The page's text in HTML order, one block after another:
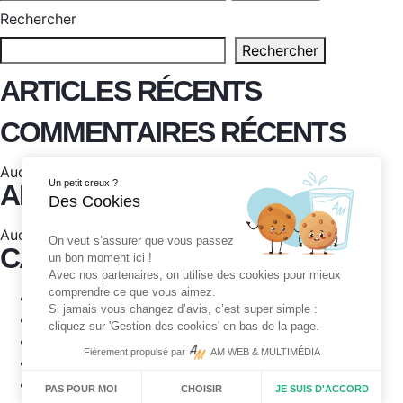
Rechercher
Rechercher
ARTICLES RÉCENTS
COMMENTAIRES RÉCENTS
Aucun commentaire à afficher.
ARCHIVES
Aucune archive à afficher.
CATÉGORIES
Challenge
Championnat
Jeux olympiques
Un petit creux ?
Des Cookies
On veut s’assurer que vous passez
un bon moment ici !
Avec nos partenaires, on utilise des cookies pour mieux
comprendre ce que vous aimez.
Si jamais vous changez d’avis, c’est super simple :
cliquez sur 'Gestion des cookies' en bas de la page.
Fièrement propulsé par AM WEB & MULTIMÉDIA
PAS POUR MOI CHOISIR JE SUIS D'ACCORD